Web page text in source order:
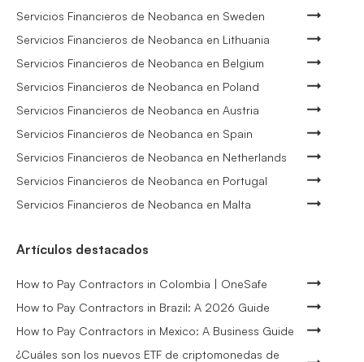
Servicios Financieros de Neobanca en Sweden
Servicios Financieros de Neobanca en Lithuania
Servicios Financieros de Neobanca en Belgium
Servicios Financieros de Neobanca en Poland
Servicios Financieros de Neobanca en Austria
Servicios Financieros de Neobanca en Spain
Servicios Financieros de Neobanca en Netherlands
Servicios Financieros de Neobanca en Portugal
Servicios Financieros de Neobanca en Malta
Artículos destacados
How to Pay Contractors in Colombia | OneSafe
How to Pay Contractors in Brazil: A 2026 Guide
How to Pay Contractors in Mexico: A Business Guide
¿Cuáles son los nuevos ETF de criptomonedas de